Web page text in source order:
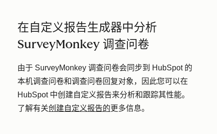
在自定义报告生成器中分析
SurveyMonkey 调查问卷
由于 SurveyMonkey 调查问卷会同步到 HubSpot 的
本机调查问卷和调查问卷回复对象，因此您可以在
HubSpot 中创建自定义报告来分析和跟踪其性能。
了解有关创建自定义报告的更多信息。